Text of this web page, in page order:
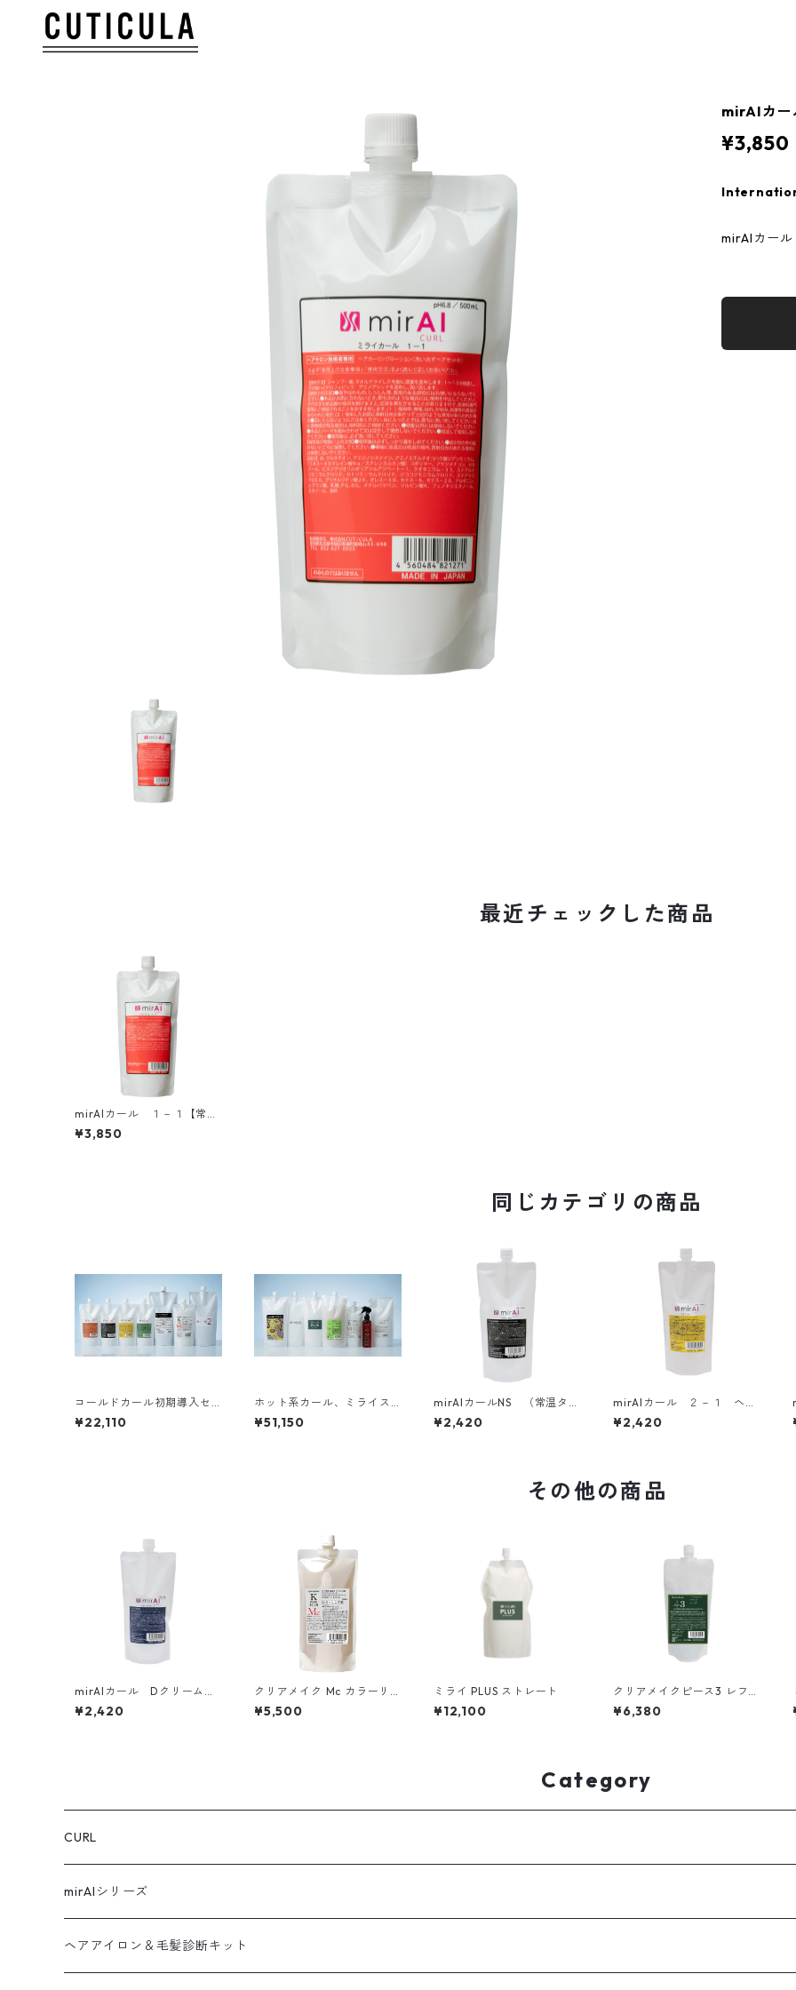
mirAIカ
¥3,850
mirAIカー
最近チェックした商品
mirAIカール １－１【常温
タイプ】500ml
¥3,850
同じカテゴリの商品
コールドカール初期導入セ
ット
¥22,110
ホット系カール、ミライス
トレート初期導入セット
¥51,150
mirAIカールNS （常温タイ
プ）
¥2,420
mirAIカール ２－１ ヘア
セット料【常温タイプ】 5
00ml
¥2,420
その他の商品
mirAIカール Dクリーム
ヘアセット料【ホットタイ
プ】 500ｇ
¥2,420
クリアメイク Mc カラーリン
グ専用（500ml）
¥5,500
ミライ PLUS ストレート
¥12,100
クリアメイクピース3 レフィ
ル（1000g）
¥6,380
Category
CURL
mirAIシリーズ
ヘアアイロン＆毛髪診断キット